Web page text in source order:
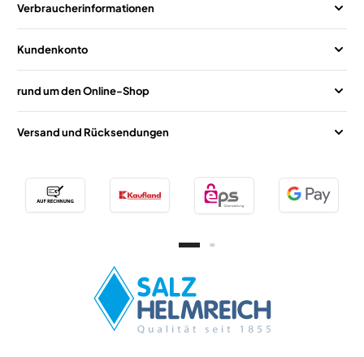
Verbraucherinformationen
Kundenkonto
rund um den Online-Shop
Versand und Rücksendungen